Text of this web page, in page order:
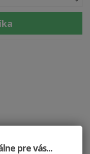
pre vás...